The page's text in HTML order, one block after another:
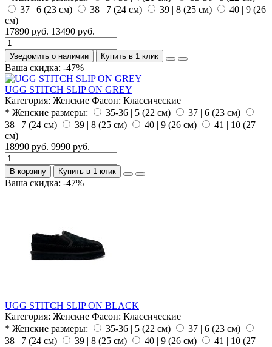
37 | 6 (23 см)
38 | 7 (24 см) 39 | 8 (25 см)
40 | 9 (26
см)
17890 руб. 13490 руб.
Уведомить о наличии Купить в 1 клик
Ваша скидка: -47%
UGG STITCH SLIP ON GREY
Категория: Женские Фасон: Классические
* Женские размеры:
35-36 | 5 (22 см)
37 | 6 (23 см)
38 | 7 (24 см)
39 | 8 (25 см) 40 | 9 (26 см)
41 | 10 (27
см)
18990 руб. 9990 руб.
В корзину Купить в 1 клик
Ваша скидка: -47%
UGG STITCH SLIP ON BLACK
Категория: Женские Фасон: Классические
* Женские размеры:
35-36 | 5 (22 см)
37 | 6 (23 см)
38 | 7 (24 см)
39 | 8 (25 см) 40 | 9 (26 см)
41 | 10 (27